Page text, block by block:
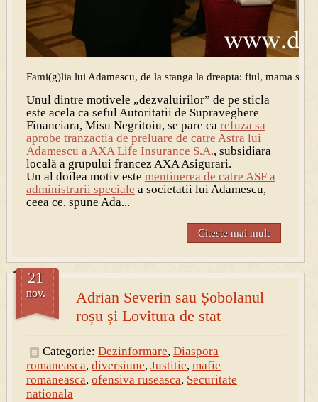
Fami(g)lia lui Adamescu, de la stanga la dreapta: fiul, mama si
Unul dintre motivele „dezvaluirilor” de pe sticla
este acela ca seful Autoritatii de Supraveghere
Financiara, Misu Negritoiu, se pare ca refuza sa
aprobe tranzactia de preluare de catre Astra lui
Adamescu a AXA Life Insurance S.A., subsidiara
locală a grupului francez AXA Asigurari.
Un al doilea motiv este mentinerea de catre ASF a
administrarii speciale a societatii lui Adamescu,
ceea ce, spune Ada...
Citeste mai mult
Adrian Severin sau Șobolanul
roșu și Lovitura de stat
21
nov.
Categorie: Dezinformare, Diaspora
romaneasca, diversiune, Justitie, mafie
romaneasca, ofensiva ruseasca, Securitate
nationala